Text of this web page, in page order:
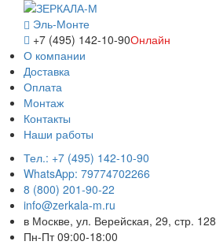
Эль-Монте
+7 (495) 142-10-90Онлайн
О компании
Доставка
Оплата
Монтаж
Контакты
Наши работы
Тел.: +7 (495) 142-10-90
WhatsApp: 79774702266
8 (800) 201-90-22
info@zerkala-m.ru
в Москве, ул. Верейская, 29, стр. 128
Пн-Пт 09:00-18:00